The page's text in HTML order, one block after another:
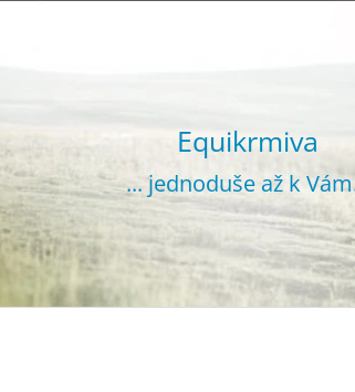
Equikrmiva
... jednoduše až k
CO POTŘEBUJETE NAJÍT?
HLEDAT
DOPORUČUJEME